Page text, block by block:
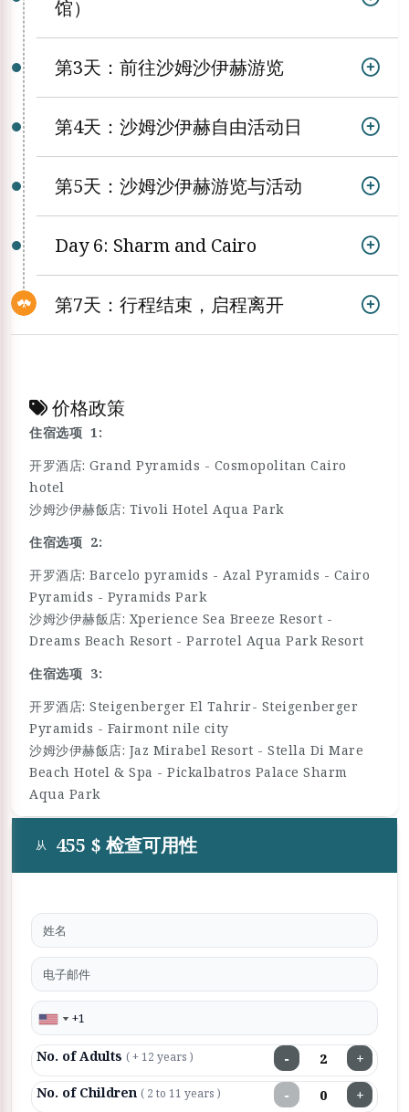
馆）
第3天：前往沙姆沙伊赫游览
第4天：沙姆沙伊赫自由活动日
第5天：沙姆沙伊赫游览与活动
Day 6: Sharm and Cairo
第7天：行程结束，启程离开
价格政策
住宿选项 1:
开罗酒店: Grand Pyramids - Cosmopolitan Cairo
hotel
沙姆沙伊赫飯店: Tivoli Hotel Aqua Park
住宿选项 2:
开罗酒店: Barcelo pyramids - Azal Pyramids - Cairo
Pyramids - Pyramids Park
沙姆沙伊赫飯店: Xperience Sea Breeze Resort -
Dreams Beach Resort - Parrotel Aqua Park Resort
住宿选项 3:
开罗酒店: Steigenberger El Tahrir- Steigenberger
Pyramids - Fairmont nile city
沙姆沙伊赫飯店: Jaz Mirabel Resort - Stella Di Mare
Beach Hotel & Spa - Pickalbatros Palace Sharm
Aqua Park
从 455 $ 检查可用性
No. of Adults ( + 12 years ) − +
No. of Children ( 2 to 11 years ) − +